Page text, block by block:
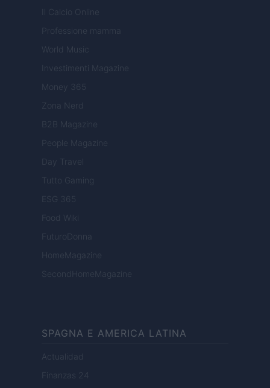
Il Calcio Online
Professione mamma
World Music
Investimenti Magazine
Money 365
Zona Nerd
B2B Magazine
People Magazine
Day Travel
Tutto Gaming
ESG 365
Food Wiki
FuturoDonna
HomeMagazine
SecondHomeMagazine
SPAGNA E AMERICA LATINA
Actualidad
Finanzas 24